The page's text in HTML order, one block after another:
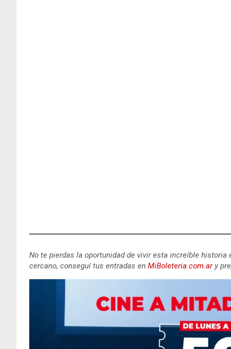
No te pierdas la oportunidad de vivir esta increíble historia
cercano, conseguí tus entradas en MiBoleteria.com.ary